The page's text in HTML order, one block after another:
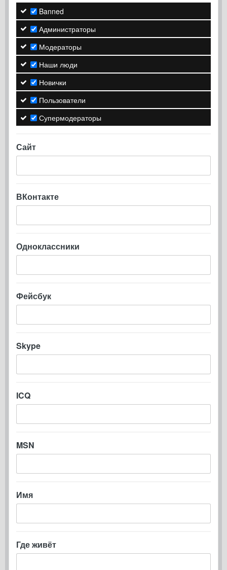
Banned
Администраторы
Модераторы
Наши люди
Новички
Пользователи
Супермодераторы
Сайт
ВКонтакте
Одноклассники
Фейсбук
Skype
ICQ
MSN
Имя
Где живёт